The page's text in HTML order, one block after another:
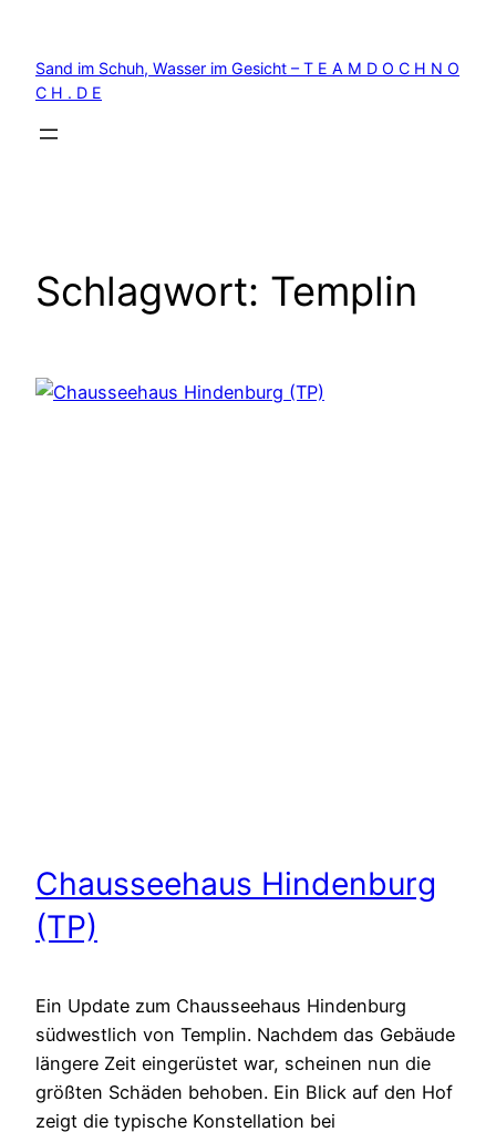
springen
Sand im Schuh, Wasser im Gesicht – T E A M D O C H N O
C H . D E
Schlagwort: Templin
Chausseehaus Hindenburg
(TP)
Ein Update zum Chausseehaus Hindenburg
südwestlich von Templin. Nachdem das Gebäude
längere Zeit eingerüstet war, scheinen nun die
größten Schäden behoben. Ein Blick auf den Hof
zeigt die typische Konstellation bei